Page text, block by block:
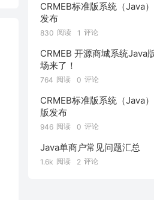
CRMEB标准版系统（Java
发布
830 阅读 1 评论
CRMEB 开源商城系统Java
场来了！
764 阅读 0 评论
CRMEB标准版系统（Java
版发布
946 阅读 0 评论
Java单商户常见问题汇总
1.6k 阅读 2 评论